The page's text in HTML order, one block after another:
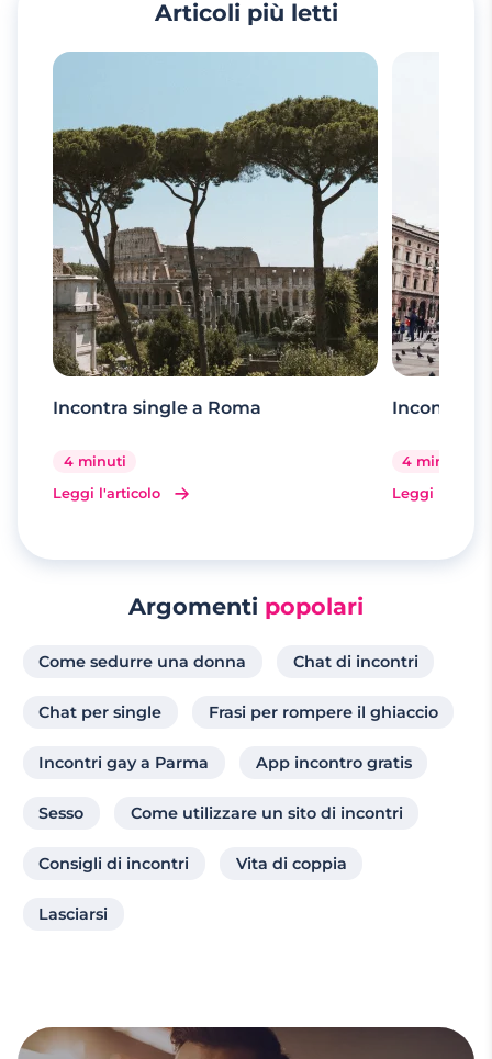
Articoli più letti
Incontra single a Roma
4 minuti
Leggi l'articolo
Incontra
4 minuti
Leggi
Argomenti popolari
Come sedurre una donna Chat di incontri
Chat per single Frasi per rompere il ghiaccio
Incontri gay a Parma App incontro gratis
Sesso Come utilizzare un sito di incontri
Consigli di incontri Vita di coppia
Lasciarsi